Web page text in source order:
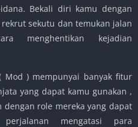
Bekali diri kamu dengan
sekutu dan temukan jalan
menghentikan kejadian
Mod ) mempunyai banyak fitur
yang dapat kamu gunakan ,
role mereka yang dapat
mengatasi para